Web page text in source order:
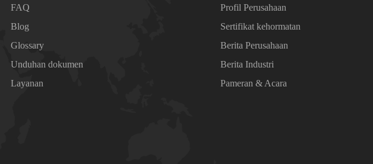
FAQ
Blog
Glossary
Unduhan dokumen
Layanan
Profil Perusahaan
Sertifikat kehormatan
Berita Perusahaan
Berita Industri
Pameran & Acara